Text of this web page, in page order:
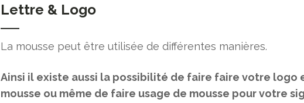
Lettre & Logo
La mousse peut être utilisée de différentes manières.
Ainsi il existe aussi la possibilité de faire faire votre logo
mousse ou même de faire usage de mousse pour votre